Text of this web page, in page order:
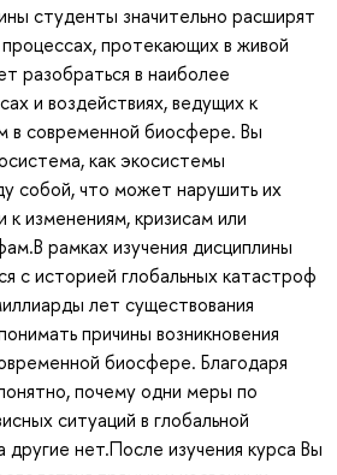
студенты значительно расширят
протекающих в живой
разобраться в наиболее
и воздействиях, ведущих к
в современной биосфере. Вы
как экосистемы
собой, что может нарушить их
к изменениям, кризисам или
рамках изучения дисциплины
с историей глобальных катастроф
лет существования
причины возникновения
биосфере. Благодаря
почему одни меры по
ситуаций в глобальной
нет.После изучения курса Вы